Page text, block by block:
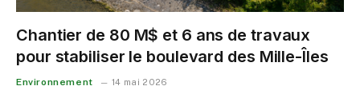
Chantier de 80 M$ et 6 ans de travaux
pour stabiliser le boulevard des Mille-Îles
Environnement 14 mai 2026